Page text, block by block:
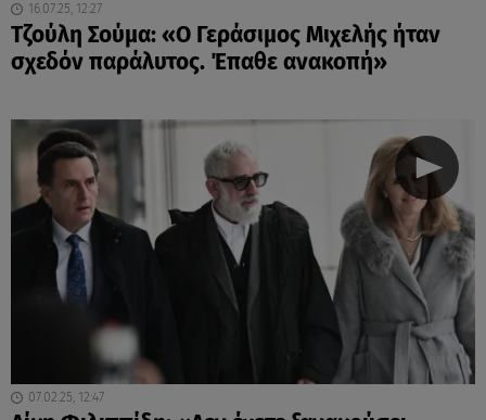
16.07.25, 12:27
Τζούλη Σούμα: «Ο Γεράσιμος Μιχελής ήταν
σχεδόν παράλυτος. Έπαθε ανακοπή»
07.02.25, 12:47